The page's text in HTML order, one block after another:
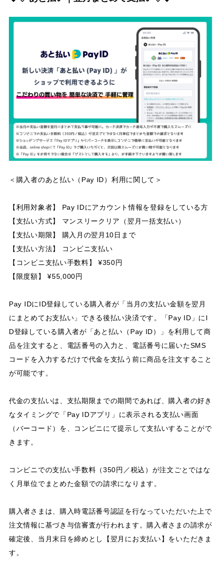
＜購入者のあと払い（Pay ID）利用に関して＞
【利用対象者】 Pay IDにアカウント情報を登録をしている方
【支払い方式】 マンスリークリア（翌月一括支払い）
【支払い期限】 購入月の翌月10日まで
【支払い方法】 コンビニ支払い
【コンビニ支払い手数料】 ¥350円
【限度額】 ¥55,000円
Pay IDにID登録している購入者が「当月の支払い金額を翌月
にまとめてお支払い」できる後払い決済です。「Pay ID」にI
D登録している購入者が「あと払い（Pay ID）」を利用して商
品を注文すると、電話番号の入力と、電話番号に届いたSMS
コードを入力するだけで代金を支払う前に商品を注文すること
が可能です。
代金の支払いは、支払期限までの期間であれば、購入者の好き
なタイミングで「Pay IDアプリ」に表示される支払い画面
（バーコード）を、コンビニにて提示して支払いすることがで
きます。
コンビニでの支払い手数料（350円／税込）が注文ごとではな
く月単位でまとめた金額での請求になります。
購入者さまは、購入時電話番号認証を行なっていただいた上で
注文情報に基づき与信審査が行われます。購入者さまの請求が
確定後、当月末日を締めとし【翌月にお支払い】をいただきま
す。